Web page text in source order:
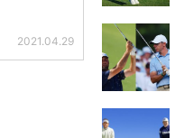
2021.04.29